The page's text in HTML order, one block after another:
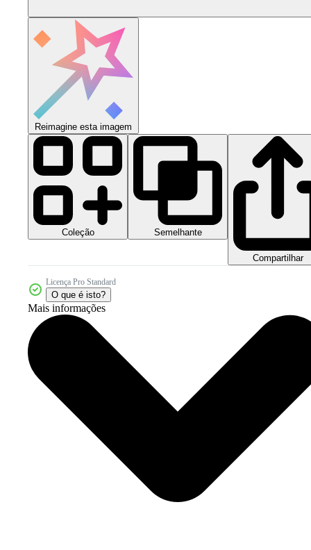
Reimagine esta imagem
Coleção Semelhante
Compartilhar
Licença Pro Standard
O que é isto?
Mais informações